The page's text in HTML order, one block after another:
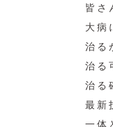
皆さ
大病
治る
治る
治る
最新
一体